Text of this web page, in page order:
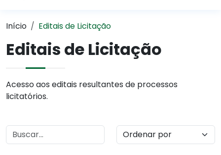
Início Editais de Licitação
Editais de Licitação
Acesso aos editais resultantes de processos
licitatórios.